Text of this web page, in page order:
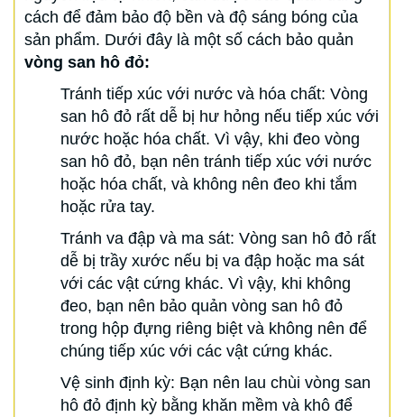
cách để đảm bảo độ bền và độ sáng bóng của
sản phẩm. Dưới đây là một số cách bảo quản
vòng san hô đỏ:
Tránh tiếp xúc với nước và hóa chất: Vòng
san hô đỏ rất dễ bị hư hỏng nếu tiếp xúc với
nước hoặc hóa chất. Vì vậy, khi đeo vòng
san hô đỏ, bạn nên tránh tiếp xúc với nước
hoặc hóa chất, và không nên đeo khi tắm
hoặc rửa tay.
Tránh va đập và ma sát: Vòng san hô đỏ rất
dễ bị trầy xước nếu bị va đập hoặc ma sát
với các vật cứng khác. Vì vậy, khi không
đeo, bạn nên bảo quản vòng san hô đỏ
trong hộp đựng riêng biệt và không nên để
chúng tiếp xúc với các vật cứng khác.
Vệ sinh định kỳ: Bạn nên lau chùi vòng san
hô đỏ định kỳ bằng khăn mềm và khô để